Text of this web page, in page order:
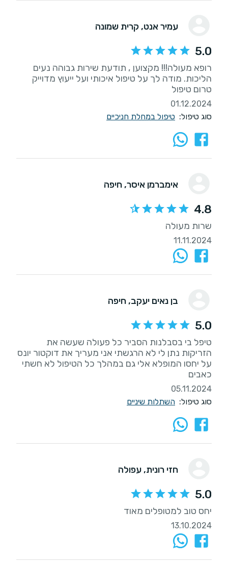
עמיר אנט, קרית שמונה
5.0
רופא מעולה!!! מקצוען , תודעת שירות גבוהה נעים
הליכות. מודה לך על טיפול איכותי ועל ייעוץ מדוייק
טרום טיפול
01.12.2024
סוג טיפול: טיפול במחלת חניכיים
אימברמן איסר, חיפה
4.8
שרות מעולה
11.11.2024
בן נאים יעקב, חיפה
5.0
טיפל בי בסבלנות הסביר כל פעולה שעשה את
הזריקות נתן לי לא הרגשתי אני מעריך את דוקטור יונס
על יחסו המופלא אלי גם במהלך כל הטיפול לא חשתי
כאבים
05.11.2024
סוג טיפול: השתלות שיניים
חזי רונית, עפולה
5.0
יחס טוב למטופלים מאוד
13.10.2024